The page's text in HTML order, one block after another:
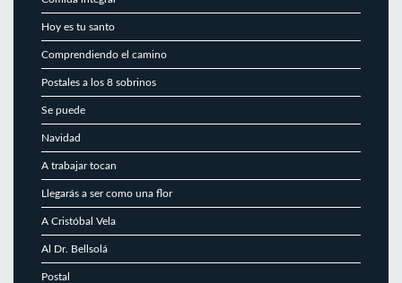
Hoy es tu santo
Comprendiendo el camino
Postales a los 8 sobrinos
Se puede
Navidad
A trabajar tocan
Llegarás a ser como una flor
A Cristóbal Vela
Al Dr. Bellsolá
Postal